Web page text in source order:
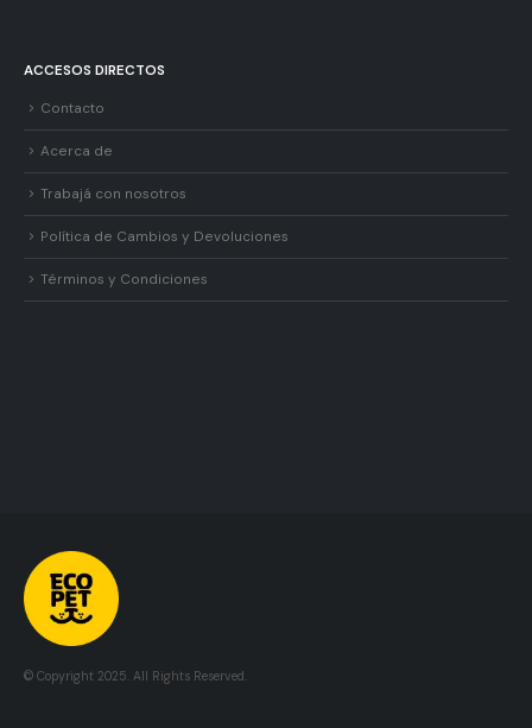
ACCESOS DIRECTOS
Contacto
Acerca de
Trabajá con nosotros
Política de Cambios y Devoluciones
Términos y Condiciones
© Copyright 2025. All Rights Reserved.